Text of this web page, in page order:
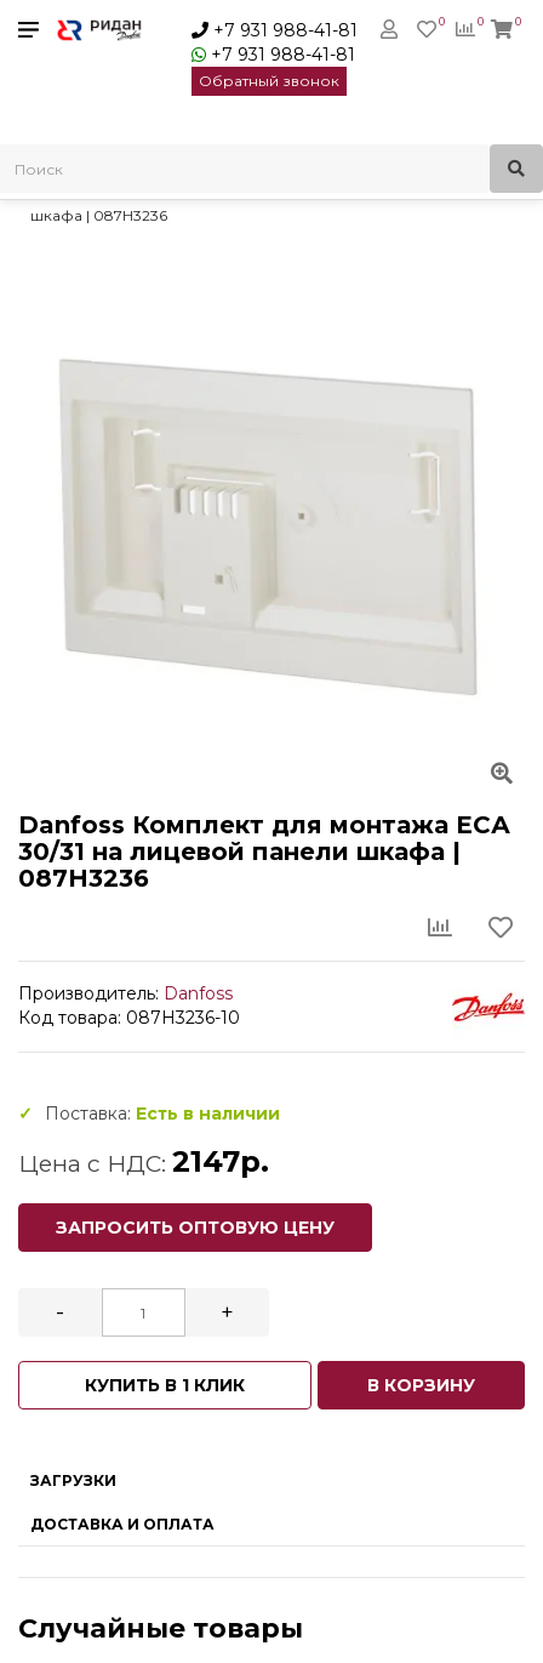
+7 931 988-41-81
+7 931 988-41-81
Обратный звонок
0
0 0
Контроллеры и диспетчеризация
Danfoss Комплект для монтажа ЕСА 30/31 на лицевой панели
шкафа | 087H3236
Danfoss Комплект для монтажа ЕСА
30/31 на лицевой панели шкафа |
087H3236
Производитель: Danfoss
Код товара: 087H3236-10
Поставка: Есть в наличии
Цена с НДС: 2147р.
ЗАПРОСИТЬ ОПТОВУЮ ЦЕНУ
- +
КУПИТЬ В 1 КЛИК В КОРЗИНУ
ЗАГРУЗКИ
ДОСТАВКА И ОПЛАТА
Случайные товары